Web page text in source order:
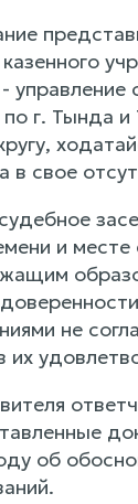
управление
г. Тында
в свое
и
не
их
об